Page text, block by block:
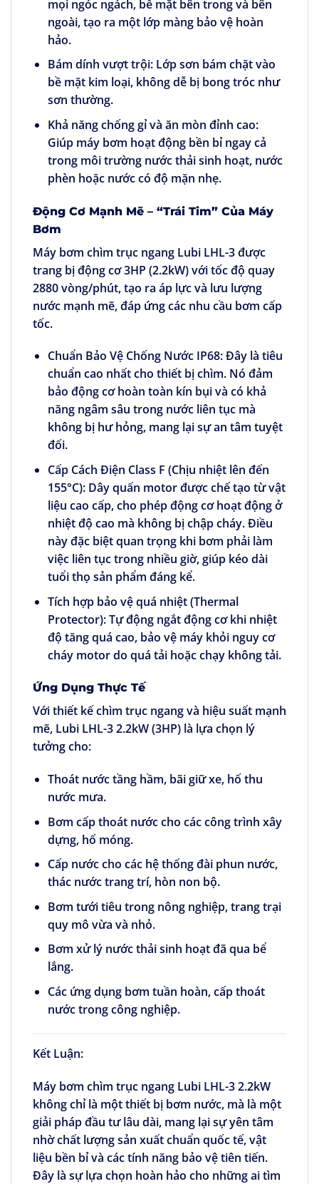
mọi ngóc ngách, bề mặt bên trong và bên
ngoài, tạo ra một lớp màng bảo vệ hoàn
hảo.
Bám dính vượt trội:Lớp sơn bám chặt vào
bề mặt kim loại, không dễ bị bong tróc như
sơn thường.
Khả năng chống gỉ và ăn mòn đỉnh cao:
Giúp máy bơm hoạt động bền bỉ ngay cả
trong môi trường nước thải sinh hoạt, nước
phèn hoặc nước có độ mặn nhẹ.
Động Cơ Mạnh Mẽ – “Trái Tim” Của Máy
Bơm
Máy bơm chìm trục ngang Lubi LHL-3được
trang bị động cơ 3HP (2.2kW) với tốc độ quay
2880 vòng/phút, tạo ra áp lực và lưu lượng
nước mạnh mẽ, đáp ứng các nhu cầu bơm cấp
tốc.
Chuẩn Bảo Vệ Chống Nước IP68:Đây là tiêu
chuẩn cao nhất cho thiết bị chìm. Nó đảm
bảo động cơ hoàn toàn kín bụi và có khả
năng ngâm sâu trong nước liên tục mà
không bị hư hỏng, mang lại sự an tâm tuyệt
đối.
Cấp Cách Điện Class F (Chịu nhiệt lên đến
155°C):Dây quấn motor được chế tạo từ vật
liệu cao cấp, cho phép động cơ hoạt động ở
nhiệt độ cao mà không bị chập cháy. Điều
này đặc biệt quan trọng khi bơm phải làm
việc liên tục trong nhiều giờ, giúp kéo dài
tuổi thọ sản phẩm đáng kể.
Tích hợp bảo vệ quá nhiệt (Thermal
Protector):Tự động ngắt động cơ khi nhiệt
độ tăng quá cao, bảo vệ máy khỏi nguy cơ
cháy motor do quá tải hoặc chạy không tải.
Ứng Dụng Thực Tế
Với thiết kế chìm trục ngang và hiệu suất mạnh
mẽ, Lubi LHL-3 2.2kW (3HP) là lựa chọn lý
tưởng cho:
Thoát nước tầng hầm, bãi giữ xe, hố thu
nước mưa.
Bơm cấp thoát nước cho các công trình xây
dựng, hố móng.
Cấp nước cho các hệ thống đài phun nước,
thác nước trang trí, hòn non bộ.
Bơm tưới tiêu trong nông nghiệp, trang trại
quy mô vừa và nhỏ.
Bơm xử lý nước thải sinh hoạt đã qua bể
lắng.
Các ứng dụng bơm tuần hoàn, cấp thoát
nước trong công nghiệp.
Kết Luận:
Máy bơm chìm trục ngang Lubi LHL-3 2.2kW
không chỉ là một thiết bị bơm nước, mà là một
giải pháp đầu tư lâu dài, mang lại sự yên tâm
nhờ chất lượng sản xuất chuẩn quốc tế, vật
liệu bền bỉ và các tính năng bảo vệ tiên tiến.
Đây là sự lựa chọn hoàn hảo cho những ai tìm